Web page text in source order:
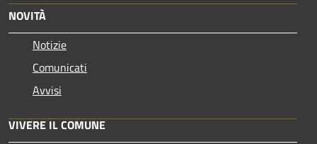
NOVITÀ
Notizie
Comunicati
Avvisi
VIVERE IL COMUNE